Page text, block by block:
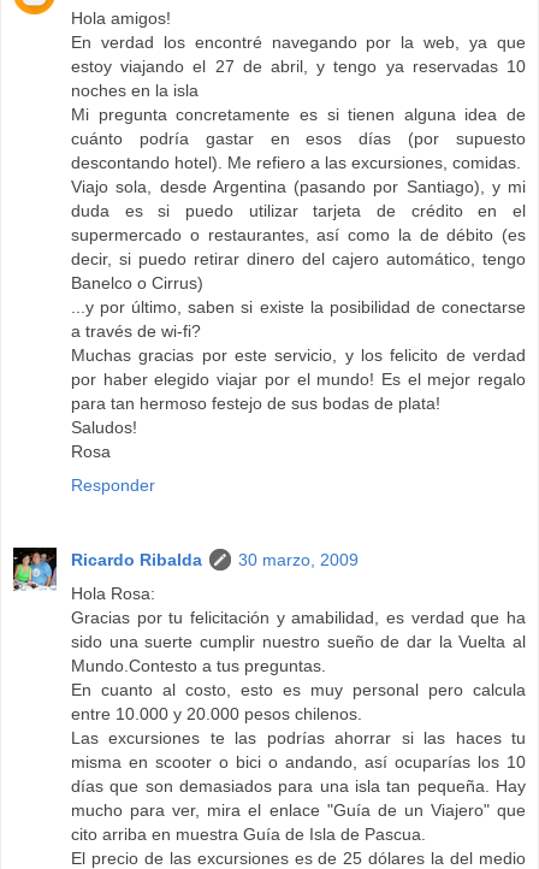
Hola amigos!
En verdad los encontré navegando por la web, ya que
estoy viajando el 27 de abril, y tengo ya reservadas 10
noches en la isla
Mi pregunta concretamente es si tienen alguna idea de
cuánto podría gastar en esos días (por supuesto
descontando hotel). Me refiero a las excursiones, comidas.
Viajo sola, desde Argentina (pasando por Santiago), y mi
duda es si puedo utilizar tarjeta de crédito en el
supermercado o restaurantes, así como la de débito (es
decir, si puedo retirar dinero del cajero automático, tengo
Banelco o Cirrus)
...y por último, saben si existe la posibilidad de conectarse
a través de wi-fi?
Muchas gracias por este servicio, y los felicito de verdad
por haber elegido viajar por el mundo! Es el mejor regalo
para tan hermoso festejo de sus bodas de plata!
Saludos!
Rosa
Responder
Ricardo Ribalda
30 marzo, 2009
Hola Rosa:
Gracias por tu felicitación y amabilidad, es verdad que ha
sido una suerte cumplir nuestro sueño de dar la Vuelta al
Mundo.Contesto a tus preguntas.
En cuanto al costo, esto es muy personal pero calcula
entre 10.000 y 20.000 pesos chilenos.
Las excursiones te las podrías ahorrar si las haces tu
misma en scooter o bici o andando, así ocuparías los 10
días que son demasiados para una isla tan pequeña. Hay
mucho para ver, mira el enlace "Guía de un Viajero" que
cito arriba en muestra Guía de Isla de Pascua.
El precio de las excursiones es de 25 dólares la del medio